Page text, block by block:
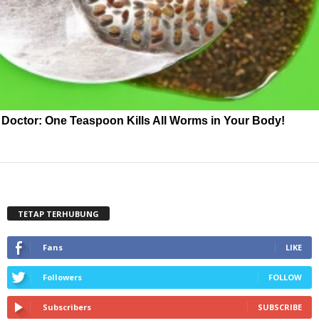
Doctor: One Teaspoon Kills All Worms in Your Body!
TETAP TERHUBUNG
Fans LIKE
Followers FOLLOW
Subscribers SUBSCRIBE